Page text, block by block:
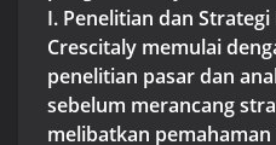
I. Penelitian dan
Crescitaly memulai
penelitian pasar dan
sebelum merancang
melibatkan